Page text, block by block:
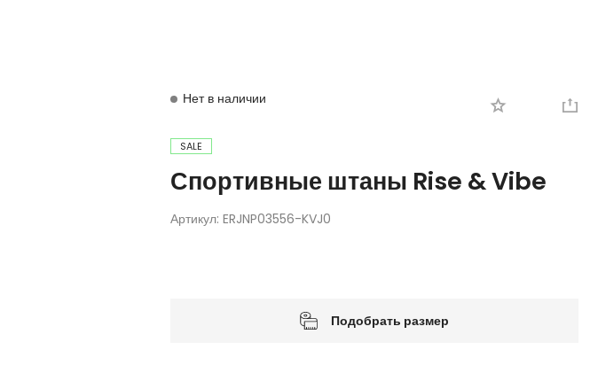
Нет в наличии
SALE
Спортивные штаны Rise & Vibe
Артикул: ERJNP03556-KVJ0
Подобрать размер